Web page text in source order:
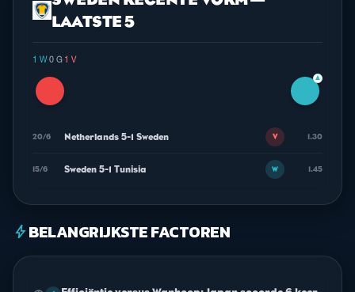
LAATSTE 5
1 W·0 G· 1 V
▲
20/6 Netherlands 5-1 Sweden V 1.30
15/6 Sweden 5-1 Tunisia W 1.45
boltBELANGRIJKSTE FACTOREN